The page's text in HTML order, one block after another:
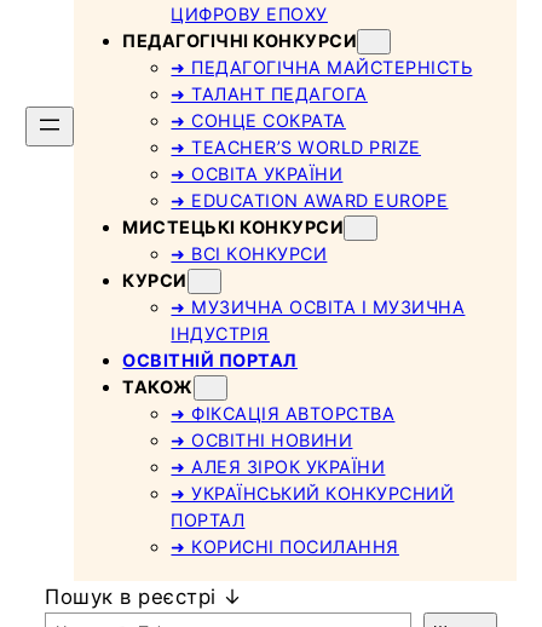
ЦИФРОВУ ЕПОХУ
ПЕДАГОГІЧНІ КОНКУРСИ
➜ ПЕДАГОГІЧНА МАЙСТЕРНІСТЬ
➜ ТАЛАНТ ПЕДАГОГА
➜ СОНЦЕ СОКРАТА
➜ TEACHER’S WORLD PRIZE
➜ ОСВІТА УКРАЇНИ
➜ EDUCATION AWARD EUROPE
МИСТЕЦЬКІ КОНКУРСИ
➜ ВСІ КОНКУРСИ
КУРСИ
➜ МУЗИЧНА ОСВІТА І МУЗИЧНА
ІНДУСТРІЯ
ОСВІТНІЙ ПОРТАЛ
ТАКОЖ
➜ ФІКСАЦІЯ АВТОРСТВА
➜ ОСВІТНІ НОВИНИ
➜ АЛЕЯ ЗІРОК УКРАЇНИ
➜ УКРАЇНСЬКИЙ КОНКУРСНИЙ
ПОРТАЛ
➜ КОРИСНІ ПОСИЛАННЯ
Пошук в реєстрі ↓